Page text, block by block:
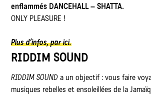
enflammés DANCEHALL – SHATTA.
ONLY PLEASURE !
Plus d’infos, par ici.
RIDDIM SOUND
RIDDIM SOUND a un objectif : vous faire
musiques rebelles et ensoleillées de la